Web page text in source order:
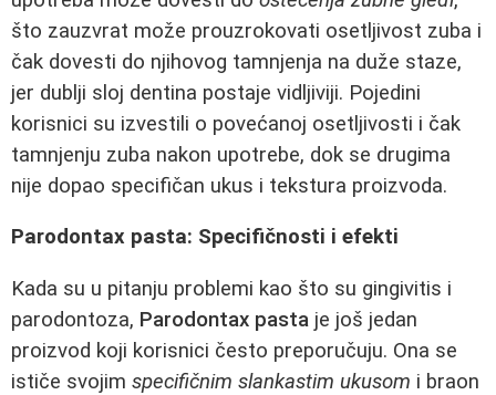
što zauzvrat može prouzrokovati osetljivost zuba i
čak dovesti do njihovog tamnjenja na duže staze,
jer dublji sloj dentina postaje vidljiviji. Pojedini
korisnici su izvestili o povećanoj osetljivosti i čak
tamnjenju zuba nakon upotrebe, dok se drugima
nije dopao specifičan ukus i tekstura proizvoda.
Parodontax pasta: Specifičnosti i efekti
Kada su u pitanju problemi kao što su gingivitis i
parodontoza, Parodontax pasta je još jedan
proizvod koji korisnici često preporučuju. Ona se
ističe svojim specifičnim slankastim ukusom i braon